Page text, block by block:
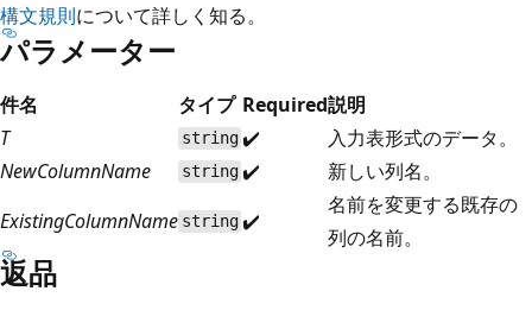
構文規則について詳しく知る。
パラメーター
件名 タイプ Required説明
T
string ✔️
入力表形式のデータ。
NewColumnName
string ✔️
新しい列名。
ExistingColumnName string ✔️
名前を変更する既存の
列の名前。
返品